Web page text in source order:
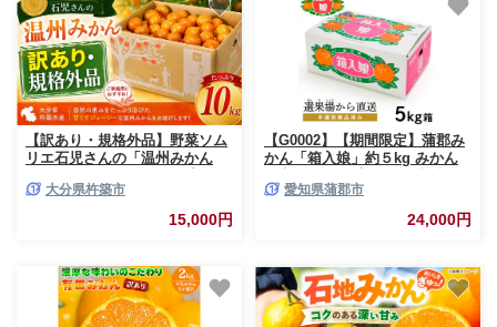
【訳あり・規格外品】野菜ソム
リエ石児さんの「温州みかん
柑橘 10kg 10キロ 柑橘類 訳あ
り 甘い 温州みかん フルーツ 先
行予約 11月 12月 1月 11月発送
大分県杵築市
15,000円
【G0002】【期間限定】蒲郡み
かん「箱入娘」約５kg みかん
生みかん 宮川早生 箱入娘 てん
ば娘 青島 せとか はるみ デコポ
ン 樹熟デコポン 化粧箱 中晩柑
ーツ 果物 デザート おすすめ 美
味しい ジューシー お歳暮 お中
元 果汁たっぷり さわやか お手
軽
愛知県蒲郡市
24,000円